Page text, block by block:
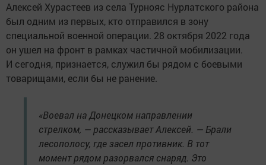
Алексей Хурастеев из села Турнояс Нурлатского района
был одним из первых, кто отправился в зону
специальной военной операции. 28 октября 2022 года
он ушел на фронт в рамках частичной мобилизации.
И сегодня, признается, служил бы рядом с боевыми
товарищами, если бы не ранение.
«Воевал на Донецком направлении
стрелком, — рассказывает Алексей. — Брали
лесополосу, где засел противник. В тот
момент рядом разорвался снаряд. Это